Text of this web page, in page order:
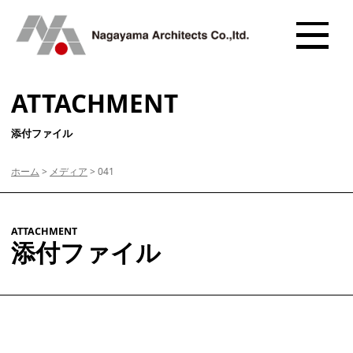
ATTACHMENT
添付ファイル
ホーム > メディア > 041
ATTACHMENT
添付ファイル